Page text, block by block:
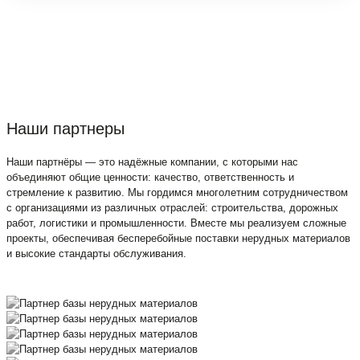
Наши партнеры
Наши партнёры — это надёжные компании, с которыми нас
объединяют общие ценности: качество, ответственность и
стремление к развитию. Мы гордимся многолетним сотрудничеством
с организациями из различных отраслей: строительства, дорожных
работ, логистики и промышленности. Вместе мы реализуем сложные
проекты, обеспечивая бесперебойные поставки нерудных материалов
и высокие стандарты обслуживания.